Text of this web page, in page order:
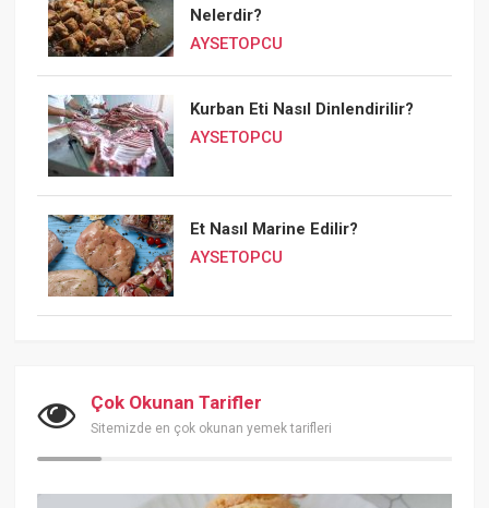
Nelerdir?
AYSETOPCU
Kurban Eti Nasıl Dinlendirilir?
AYSETOPCU
Et Nasıl Marine Edilir?
AYSETOPCU
Çok Okunan Tarifler
Sitemizde en çok okunan yemek tarifleri